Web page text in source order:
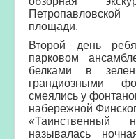
площади.
Второй день
парковом
белками в
грандиозными
смеялись у
набережной
«Таинственный
называлась